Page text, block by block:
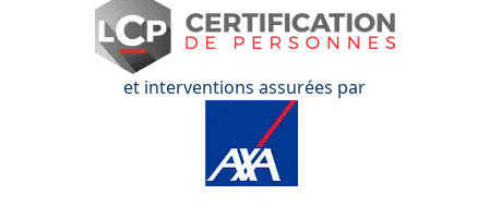
et interventions assurées par